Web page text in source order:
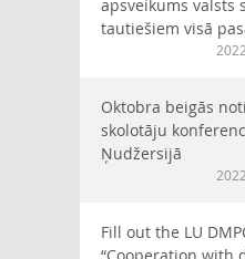
apsveikums valsts
tautiešiem visā
Oktobra beigās
skolotāju
Ņudžersijā
Fill out the LU